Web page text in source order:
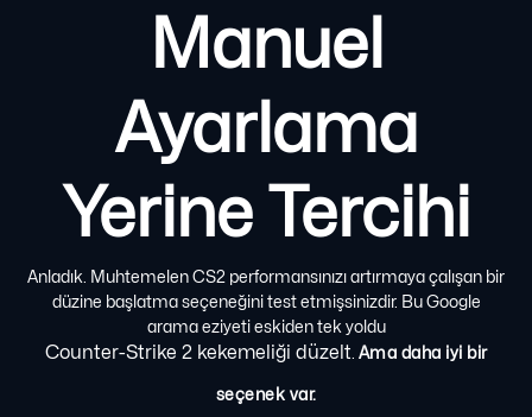
Manuel
Ayarlama
Yerine Tercihi
Anladık. Muhtemelen CS2 performansınızı artırmaya çalışan bir
düzine başlatma seçeneğini test etmişsinizdir. Bu Google
arama eziyeti eskiden tek yoldu
Counter-Strike 2 kekemeliği düzelt Ama daha iyi bir
seçenek var.